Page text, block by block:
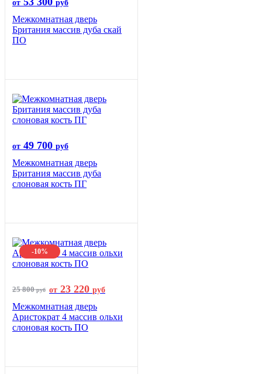
от руб
Межкомнатная дверь
Британия массив дуба скай
ПО
от 49 700 руб
Межкомнатная дверь
Британия массив дуба
слоновая кость ПГ
-10%
25 800руб от 23 220 руб
Межкомнатная дверь
Аристократ 4 массив ольхи
слоновая кость ПО